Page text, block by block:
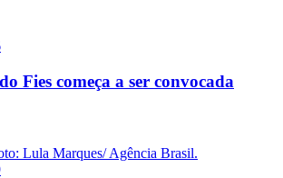
Fies começa a ser convocada